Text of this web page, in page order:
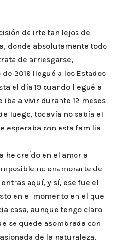
de irte tan lejos de
donde absolutamente todo
de arriesgarse,
de 2019 llegué a los Estados
el día 19 cuando llegué a
iba a vivir durante 12 meses
luego, todavía no sabía el
esperaba con esta familia.
he creído en el amor a
no enamorarte de
aquí, y sí, ese fue el
en el momento en el que
casa, aunque tengo claro
se quede asombrada con
de la naturaleza.